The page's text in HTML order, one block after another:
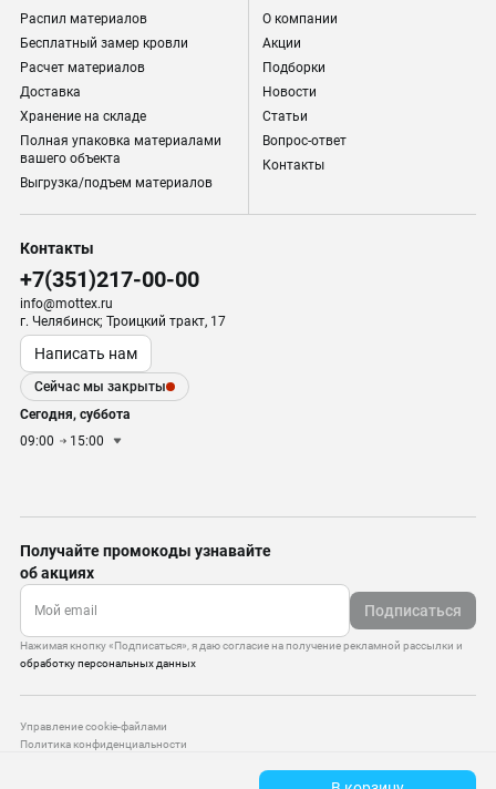
Распил материалов
Бесплатный замер кровли
Расчет материалов
Доставка
Хранение на складе
Полная упаковка материалами
вашего объекта
Выгрузка/подъем материалов
О компании
Акции
Подборки
Новости
Статьи
Вопрос-ответ
Контакты
Контакты
+7(351)217-00-00
info@mottex.ru
г. Челябинск; Троицкий тракт, 17
Написать нам
Сейчас мы закрыты
Сегодня, суббота
09:00
15:00
Получайте промокоды узнавайте
об акциях
Подписаться
Нажимая кнопку «Подписаться», я даю согласие на получение рекламной рассылки и
обработку персональных данных
Управление cookie-файлами
Политика конфиденциальности